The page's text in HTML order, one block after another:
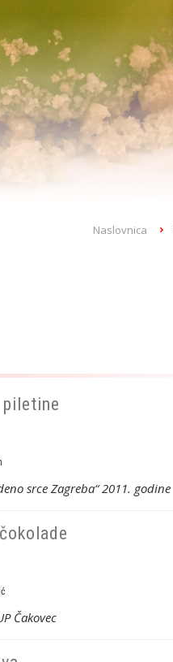
Naslovnica
srce Zagreba“ 2011. godine
Čakovec